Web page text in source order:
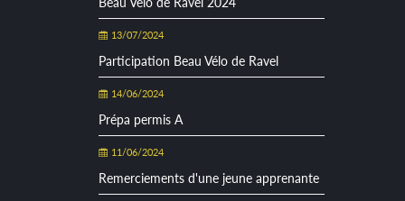
13/07/2024
Participation Beau Vélo de Ravel
14/06/2024
Prépa permis A
11/06/2024
Remerciements d'une jeune apprenante